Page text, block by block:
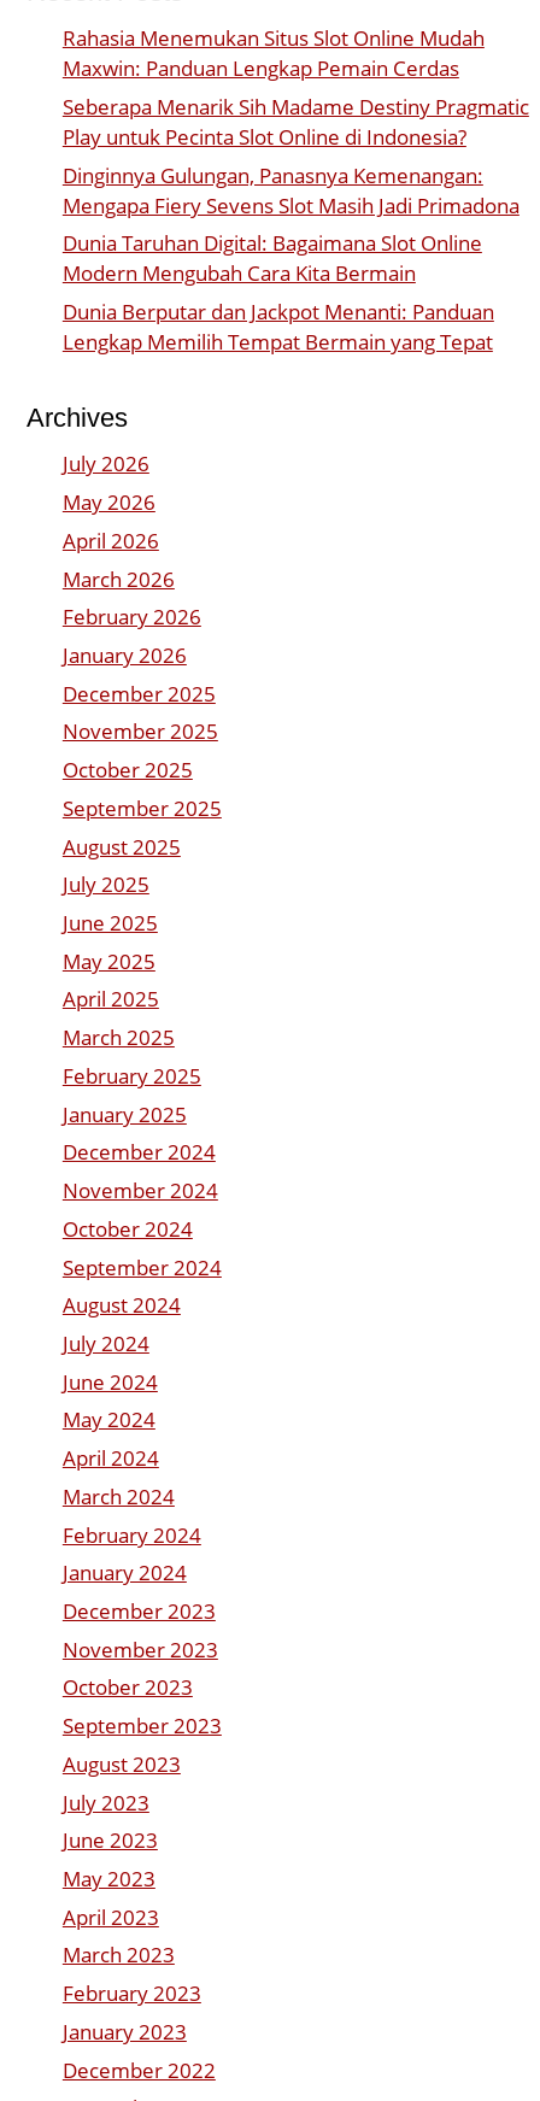
Rahasia Menemukan Situs Slot Online Mudah
Maxwin: Panduan Lengkap Pemain Cerdas
Seberapa Menarik Sih Madame Destiny Pragmatic
Play untuk Pecinta Slot Online di Indonesia?
Dinginnya Gulungan, Panasnya Kemenangan:
Mengapa Fiery Sevens Slot Masih Jadi Primadona
Dunia Taruhan Digital: Bagaimana Slot Online
Modern Mengubah Cara Kita Bermain
Dunia Berputar dan Jackpot Menanti: Panduan
Lengkap Memilih Tempat Bermain yang Tepat
Archives
July 2026
May 2026
April 2026
March 2026
February 2026
January 2026
December 2025
November 2025
October 2025
September 2025
August 2025
July 2025
June 2025
May 2025
April 2025
March 2025
February 2025
January 2025
December 2024
November 2024
October 2024
September 2024
August 2024
July 2024
June 2024
May 2024
April 2024
March 2024
February 2024
January 2024
December 2023
November 2023
October 2023
September 2023
August 2023
July 2023
June 2023
May 2023
April 2023
March 2023
February 2023
January 2023
December 2022